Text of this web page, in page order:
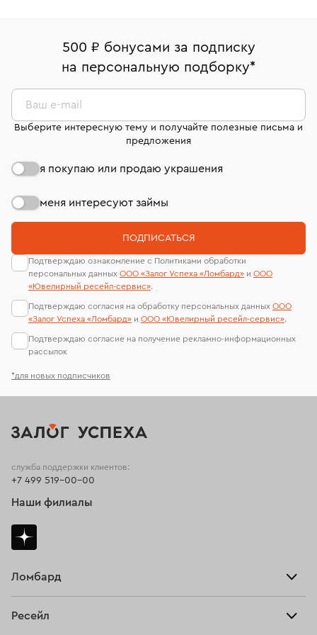
комиссионных украшений и часов смотрите на
странице«Возврат украшений»
номер (УИН)
На особо ценные изделия получены
сертификаты МГУ и других геммологических
лабораторий
500 ₽ бонусами за подписку
на персональную подборку*
*для новых подписчиков
Ваш e-mail
Выберите интересную тему и получайте полезные письма и
предложения
я покупаю или продаю украшения
меня интересуют займы
ПОДПИСАТЬСЯ
Подтверждаю ознакомление с Политиками обработки
персональных данных ООО «Залог Успеха «Ломбард» и ООО
«Ювелирный ресейл-сервиc».
Подтверждаю согласия на обработку персональных данных ООО
«Залог Успеха «Ломбард» и ООО «Ювелирный ресейл-сервиc».
Подтверждаю согласие на получение рекламно-информационных
рассылок
Ломбард
Ресейл
служба поддержки клиентов:
+7 499 519-00-00
Наши филиалы